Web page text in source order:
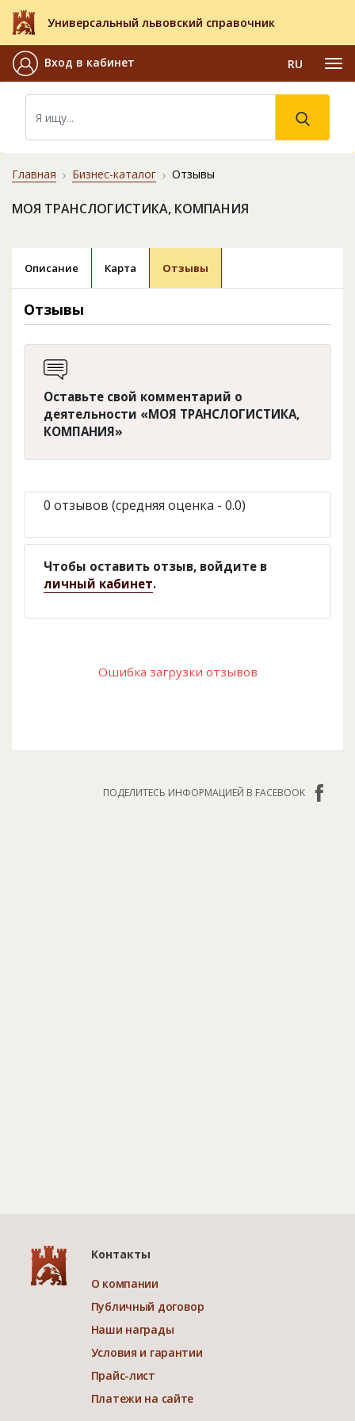
Универсальный львовский справочник
Вход в кабинет RU
Главная Бизнес-каталог Отзывы
МОЯ ТРАНСЛОГИСТИКА, КОМПАНИЯ
Описание Карта Отзывы
Отзывы
Оставьте свой комментарий о
деятельности «МОЯ ТРАНСЛОГИСТИКА,
КОМПАНИЯ»
0 отзывов (средняя оценка - 0.0)
Чтобы оставить отзыв, войдите в
личный кабинет.
Ошибка загрузки отзывов
ПОДЕЛИТЕСЬ ИНФОРМАЦИЕЙ В FACEBOOK
Контакты
О компании
Публичный договор
Наши награды
Условия и гарантии
Прайс-лист
Платежи на сайте